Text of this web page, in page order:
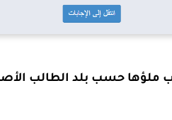
ملؤها حسب بلد الطالب